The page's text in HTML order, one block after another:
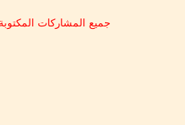
جميع المشاركات